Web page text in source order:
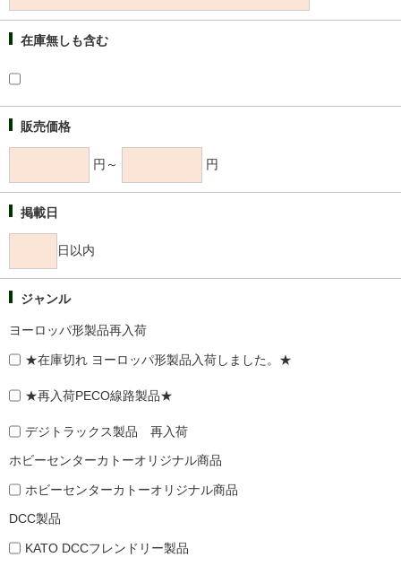
在庫無しも含む
販売価格
円～ 円
掲載日
日以内
ジャンル
ヨーロッパ形製品再入荷
★在庫切れ ヨーロッパ形製品入荷しました。★
★再入荷PECO線路製品★
デジトラックス製品 再入荷
ホビーセンターカトーオリジナル商品
ホビーセンターカトーオリジナル商品
DCC製品
KATO DCCフレンドリー製品